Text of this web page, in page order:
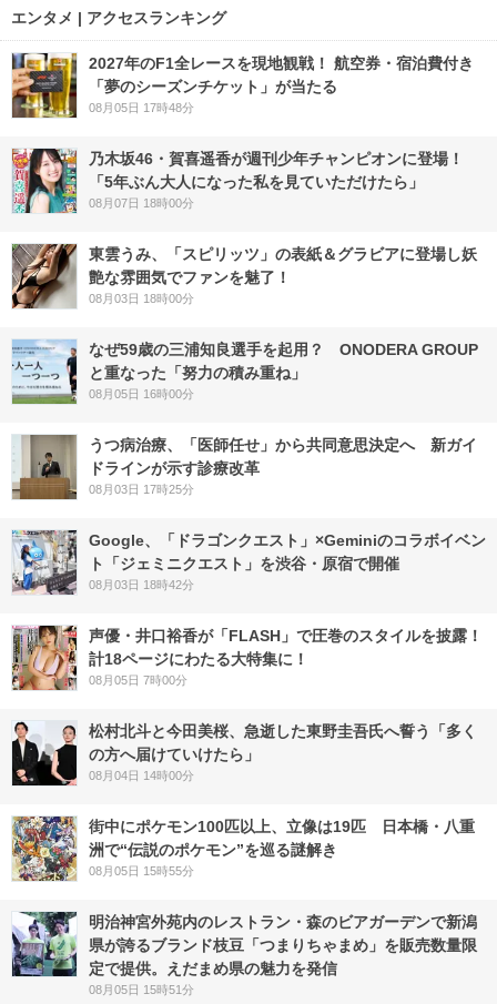
エンタメ | アクセスランキング
2027年のF1全レースを現地観戦！ 航空券・宿泊費付き
「夢のシーズンチケット」が当たる
08月05日 17時48分
乃木坂46・賀喜遥香が週刊少年チャンピオンに登場！
「5年ぶん大人になった私を見ていただけたら」
08月07日 18時00分
東雲うみ、「スピリッツ」の表紙＆グラビアに登場し妖
艶な雰囲気でファンを魅了！
08月03日 18時00分
なぜ59歳の三浦知良選手を起用？ ONODERA GROUP
と重なった「努力の積み重ね」
08月05日 16時00分
うつ病治療、「医師任せ」から共同意思決定へ 新ガイ
ドラインが示す診療改革
08月03日 17時25分
Google、「ドラゴンクエスト」×Geminiのコラボイベン
ト「ジェミニクエスト」を渋谷・原宿で開催
08月03日 18時42分
声優・井口裕香が「FLASH」で圧巻のスタイルを披露！
計18ページにわたる大特集に！
08月05日 7時00分
松村北斗と今田美桜、急逝した東野圭吾氏へ誓う「多く
の方へ届けていけたら」
08月04日 14時00分
街中にポケモン100匹以上、立像は19匹 日本橋・八重
洲で“伝説のポケモン”を巡る謎解き
08月05日 15時55分
明治神宮外苑内のレストラン・森のビアガーデンで新潟
県が誇るブランド枝豆「つまりちゃまめ」を販売数量限
定で提供。えだまめ県の魅力を発信
08月05日 15時51分